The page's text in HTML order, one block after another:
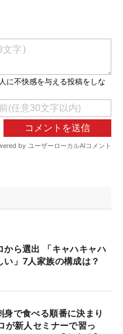
から選出 「キャハキャハ
い」7人家族の構成は？
身で食べる順番に決まり
が新人セミナーで習っ